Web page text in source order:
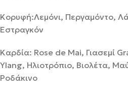
Κορυφή:Λεμόνι, Περγαμόντο,
Εστραγκόν
Καρδία: Rose de Mai, Γιασεμί
Ylang, Ηλιοτρόπιο, Βιολέτα,
Ροδάκινο